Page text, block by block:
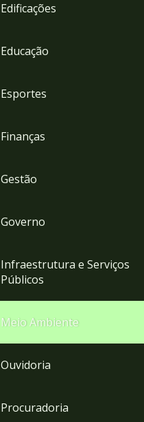
Edificações
Educação
Esportes
Finanças
Gestão
Governo
Infraestrutura e Serviços
Públicos
Meio Ambiente
Ouvidoria
Procuradoria